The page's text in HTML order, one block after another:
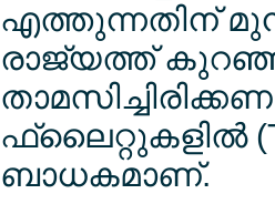
എത്തുന്നതിന്
രാജ്യത്ത്
ഫ്ലൈറ്റുകളില്‍
ബാധകമാണ്.